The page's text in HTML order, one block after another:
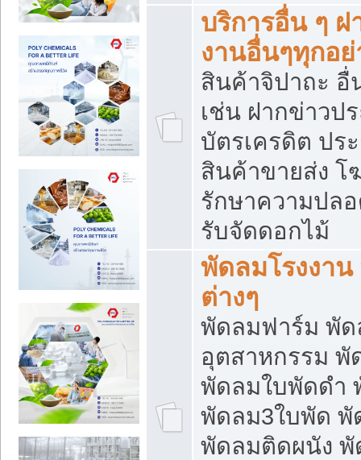
บริการอื่น ๆ
งานอื่นๆทุกอ
สินค้าจิปาถะ อื่
เช่น ฝากข่าวป
บัตรเครดิต ปร
สินค้าขายส่ง
รักษาความปล
รับจัดดอกไม้
พัดลมโรงงา
ต่างๆ
พัดลมฟาร์ม พัด
อุตสาหกรรม
พัดลมใบพัดดำ
พัดลม3ใบพัด พั
พัดลมติดผนัง